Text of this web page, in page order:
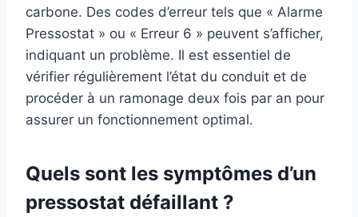
carbone. Des codes d’erreur tels que « Alarme
Pressostat » ou « Erreur 6 » peuvent s’afficher,
indiquant un problème. Il est essentiel de
vérifier régulièrement l’état du conduit et de
procéder à un ramonage deux fois par an pour
assurer un fonctionnement optimal.
Quels sont les symptômes d’un
pressostat défaillant ?